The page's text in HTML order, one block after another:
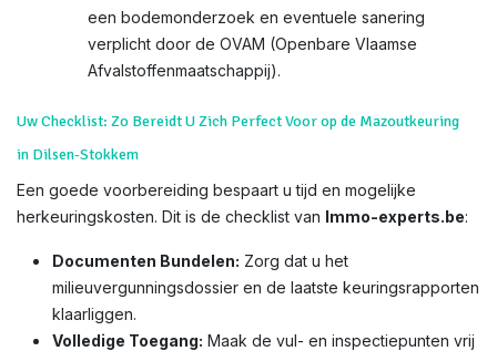
een bodemonderzoek en eventuele sanering
verplicht door de OVAM (Openbare Vlaamse
Afvalstoffenmaatschappij).
Uw Checklist: Zo Bereidt U Zich Perfect Voor op de Mazoutkeuring
in Dilsen-Stokkem
Een goede voorbereiding bespaart u tijd en mogelijke
herkeuringskosten. Dit is de checklist van Immo-experts.be:
Documenten Bundelen: Zorg dat u het
milieuvergunningsdossier en de laatste keuringsrapporten
klaarliggen.
Volledige Toegang: Maak de vul- en inspectiepunten vrij